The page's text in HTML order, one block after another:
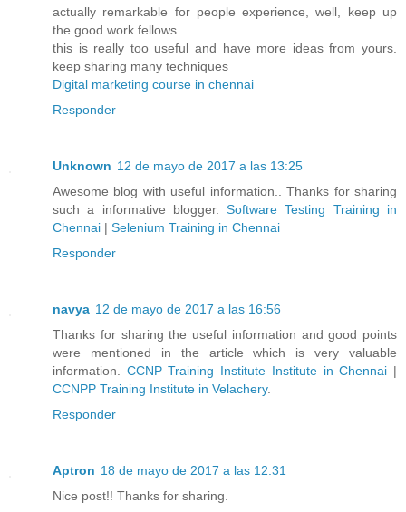
actually remarkable for people experience, well, keep up
the good work fellows
this is really too useful and have more ideas from yours.
keep sharing many techniques
Digital marketing course in chennai
Responder
Unknown 12 de mayo de 2017 a las 13:25
Awesome blog with useful information.. Thanks for sharing
such a informative blogger.Software Testing Training in
Chennai | Selenium Training in Chennai
Responder
navya 12 de mayo de 2017 a las 16:56
Thanks for sharing the useful information and good points
were mentioned in the article which is very valuable
information. CCNP Training Institute Institute in Chennai |
CCNPP Training Institute in Velachery.
Responder
Aptron 18 de mayo de 2017 a las 12:31
Nice post!! Thanks for sharing.